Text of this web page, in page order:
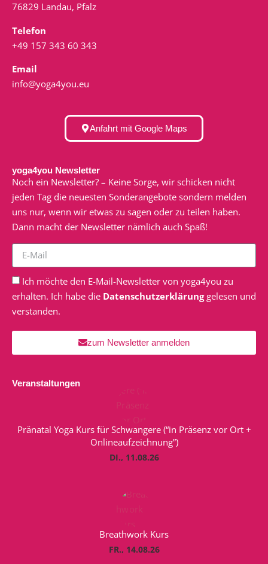
76829 Landau, Pfalz
Telefon
+49 157 343 60 343
Email
info@yoga4you.eu
Anfahrt mit Google Maps
yoga4you Newsletter
Noch ein Newsletter? – Keine Sorge, wir schicken nicht
jeden Tag die neuesten Sonderangebote sondern melden
uns nur, wenn wir etwas zu sagen oder zu teilen haben.
Dann macht der Newsletter nämlich auch Spaß!
Ich möchte den E-Mail-Newsletter von yoga4you zu
erhalten. Ich habe die Datenschutzerklärunggelesen und
verstanden.
zum Newsletter anmelden
Veranstaltungen
Pränatal Yoga Kurs für Schwangere (“in Präsenz vor Ort +
Onlineaufzeichnung”)
DI., 11.08.26
Breathwork Kurs
FR., 14.08.26